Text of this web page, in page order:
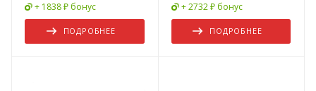
+ 1838 ₽ бонус
ПОДРОБНЕЕ
+ 2732 ₽ бонус
ПОДРОБНЕЕ